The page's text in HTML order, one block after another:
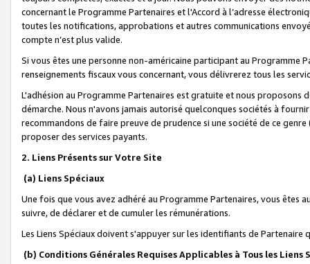
concernant le Programme Partenaires et l'Accord à l’adresse
toutes les notifications, approbations et autres communications
compte n’est plus valide.
Si vous êtes une personne non-américaine participant au
renseignements fiscaux vous concernant, vous délivrerez tous les
L'adhésion au Programme Partenaires est gratuite et nous proposons
démarche. Nous n'avons jamais autorisé quelconques sociétés à
recommandons de faire preuve de prudence si une société de ce
proposer des services payants.
2. Liens Présents sur Votre Site
(a) Liens Spéciaux
Une fois que vous avez adhéré au Programme Partenaires, vous êtes
suivre, de déclarer et de cumuler les rémunérations.
Les Liens Spéciaux doivent s'appuyer sur les identifiants de Partenaire
(b) Conditions Générales Requises Applicables à Tous les Liens